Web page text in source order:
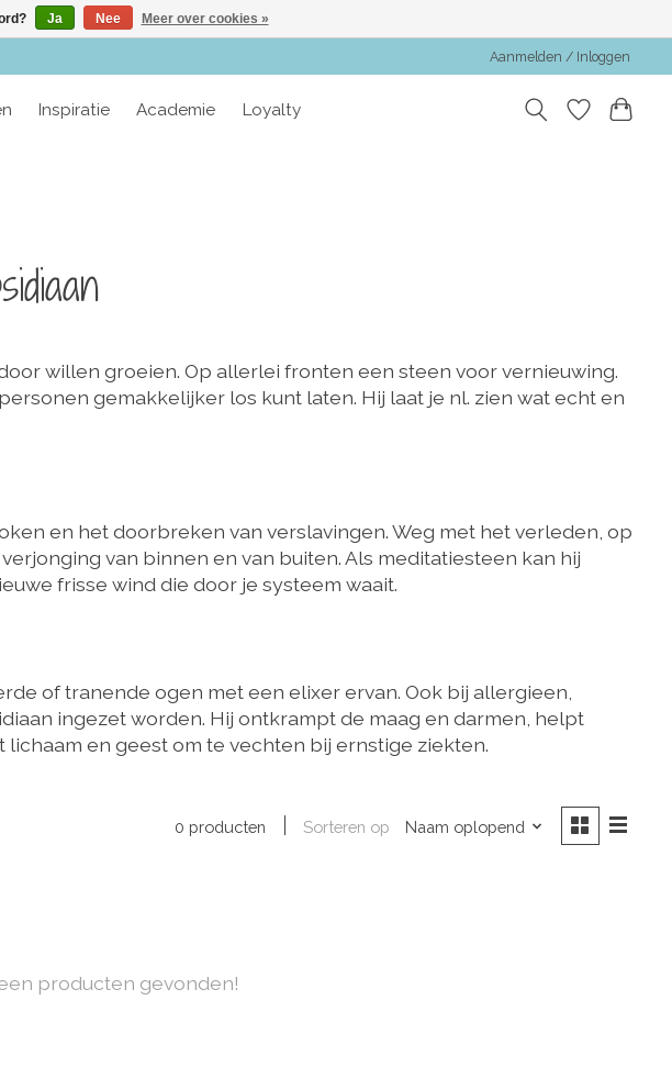
Aanmelden / Inloggen
Inspiratie Academie Loyalty
willen groeien. Op allerlei fronten een steen voor vernieuwing.
gemakkelijker los kunt laten. Hij laat je nl. zien wat echt en
en het doorbreken van verslavingen. Weg met het verleden, op
van binnen en van buiten. Als meditatiesteen kan hij
frisse wind die door je systeem waait.
of tranende ogen met een elixer ervan. Ook bij allergieen,
ingezet worden. Hij ontkrampt de maag en darmen, helpt
en geest om te vechten bij ernstige ziekten.
0 producten Sorteren op Naam oplopend
producten gevonden!
Ja Nee Meer over cookies »